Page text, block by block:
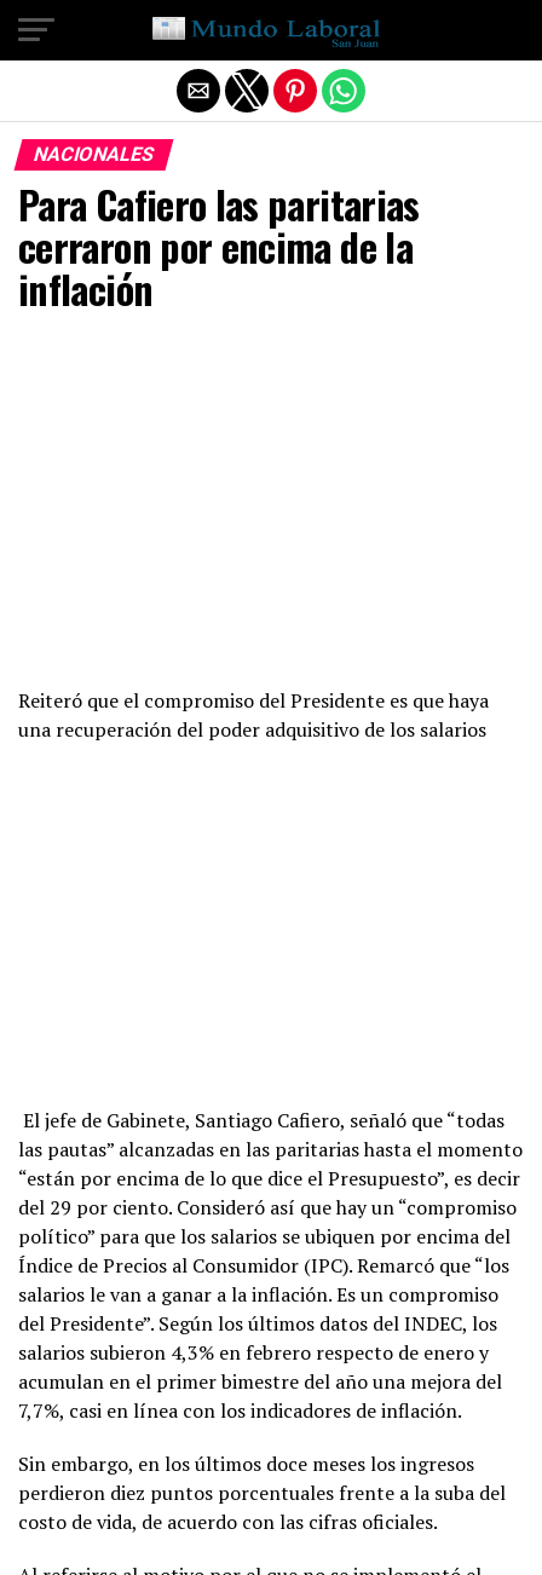
NACIONALES
Para Cafiero las paritarias
cerraron por encima de la
inflación
Reiteró que el compromiso del Presidente es que haya
una recuperación del poder adquisitivo de los salarios
El jefe de Gabinete, Santiago Cafiero, señaló que “todas
las pautas” alcanzadas en las paritarias hasta el momento
“están por encima de lo que dice el Presupuesto”, es decir
del 29 por ciento. Consideró así que hay un “compromiso
político” para que los salarios se ubiquen por encima del
Índice de Precios al Consumidor (IPC). Remarcó que “los
salarios le van a ganar a la inflación. Es un compromiso
del Presidente”. Según los últimos datos del INDEC, los
salarios subieron 4,3% en febrero respecto de enero y
acumulan en el primer bimestre del año una mejora del
7,7%, casi en línea con los indicadores de inflación.
Sin embargo, en los últimos doce meses los ingresos
perdieron diez puntos porcentuales frente a la suba del
costo de vida, de acuerdo con las cifras oficiales.
Salir de la versión móvil